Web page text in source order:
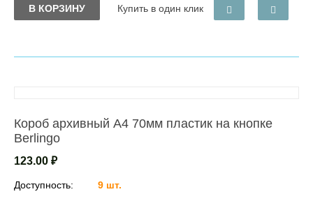
В КОРЗИНУ Купить в один клик
Короб архивный А4 70мм пластик на кнопке
Berlingo
123.00 ₽
Доступность: 9 шт.